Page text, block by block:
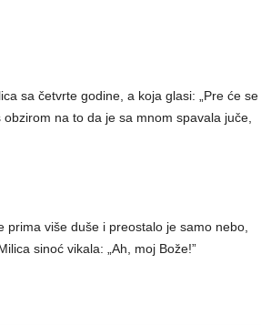
sa četvrte godine, a koja glasi: „Pre će se
na to da je sa mnom spavala juče,
više duše i preostalo je samo nebo,
sinoć vikala: „Ah, moj Bože!”